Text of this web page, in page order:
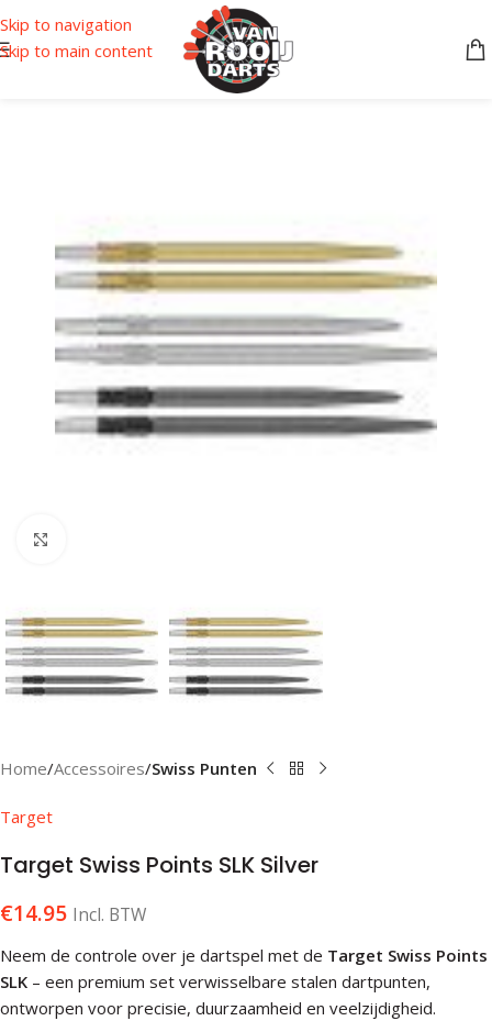
Skip to navigation
Skip to main content
Home Accessoires Swiss Punten
Target
Target Swiss Points SLK Silver
€14.95 Incl. BTW
Neem de controle over je dartspel met de Target Swiss Points
SLK – een premium set verwisselbare stalen dartpunten,
ontworpen voor precisie, duurzaamheid en veelzijdigheid.